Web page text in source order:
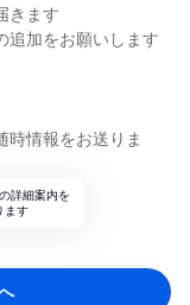
きます
追加をお願いします
時情報をお送りま
詳細案内を
ます